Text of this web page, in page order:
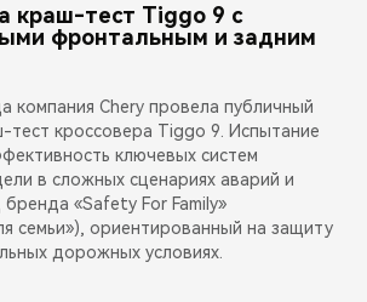
краш-тест Tiggo 9 с
фронтальным и задним
компания Chery провела публичный
тест кроссовера Tiggo 9. Испытание
ключевых систем
в сложных сценариях аварий и
«Safety For Family»
семьи»), ориентированный на защиту
дорожных условиях.